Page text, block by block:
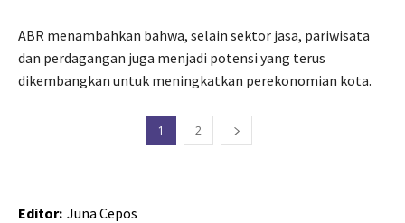
ABR menambahkan bahwa, selain sektor jasa, pariwisata
dan perdagangan juga menjadi potensi yang terus
dikembangkan untuk meningkatkan perekonomian kota.
1 2
Editor: Juna Cepos